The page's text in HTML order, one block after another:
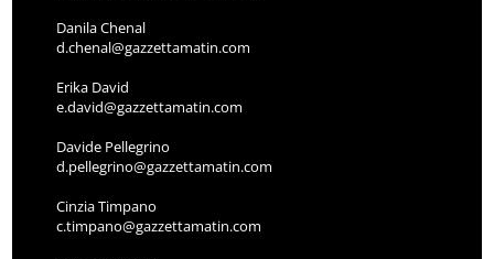
Danila Chenal
d.chenal@gazzettamatin.com
Erika David
e.david@gazzettamatin.com
Davide Pellegrino
d.pellegrino@gazzettamatin.com
Cinzia Timpano
c.timpano@gazzettamatin.com